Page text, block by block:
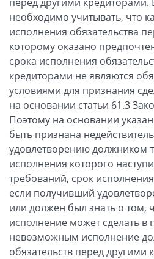
необходимо учитывать, что
исполнения обязательства
которому оказано
срока исполнения
кредиторами не являются
условиями для признания
на основании статьи 61.3
Поэтому на основании
быть признана
удовлетворению должником
исполнения которого
требований, срок
если получивший
или должен был знать о том,
исполнение может сделать
невозможным исполнение
обязательств перед другими